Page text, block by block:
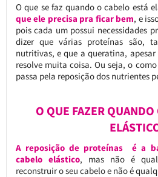
O que se faz quando o cabelo está
que ele precisa pra ficar bem, e
pois cada um possui necessidades
dizer que várias proteínas são,
nutritivas, e que a queratina,
resolve muita coisa. Ou seja, o
passa pela reposição dos nutrientes
O QUE FAZER
A reposição de proteínas é a
cabelo elástico, mas não é
reconstruir o seu cabelo e não é